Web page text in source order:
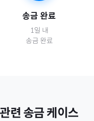
송금 완료
1일 내
송금 완료
관련 송금 케이스